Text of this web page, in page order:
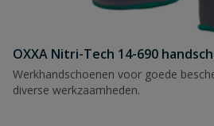
OXXA Nitri-Tech 14-690
Werkhandschoenen voor goede
diverse werkzaamheden.